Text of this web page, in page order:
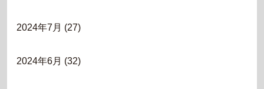
2024年7月 (27)
2024年6月 (32)